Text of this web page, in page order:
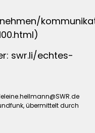
swr.li/echtes-
übermittelt durch